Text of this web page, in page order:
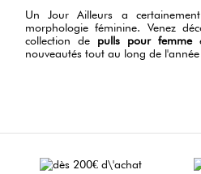
Un Jour Ailleurs a
morphologie féminine. Venez
collection de pulls pour femme
nouveautés tout au long de l'année